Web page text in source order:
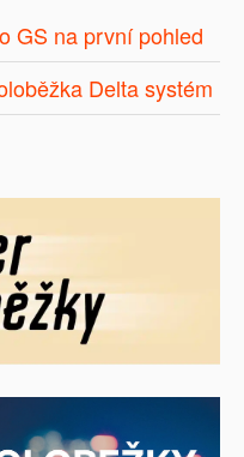
GS na první pohled
Delta systém